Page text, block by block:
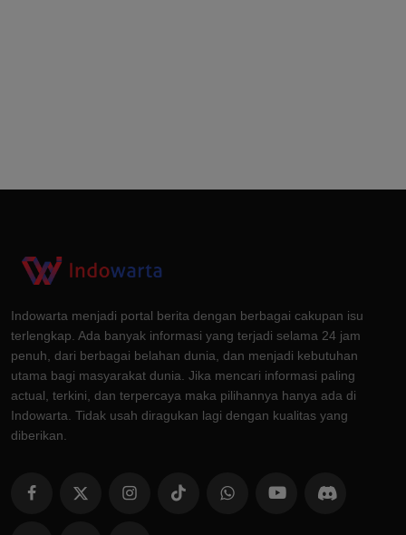
Indowarta menjadi portal berita dengan berbagai cakupan isu
terlengkap. Ada banyak informasi yang terjadi selama 24 jam
penuh, dari berbagai belahan dunia, dan menjadi kebutuhan
utama bagi masyarakat dunia. Jika mencari informasi paling
actual, terkini, dan terpercaya maka pilihannya hanya ada di
Indowarta. Tidak usah diragukan lagi dengan kualitas yang
diberikan.